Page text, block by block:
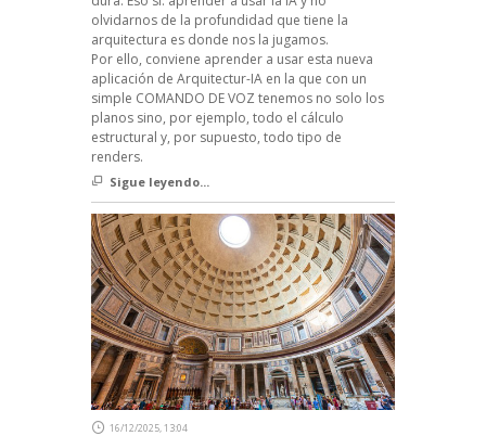
olvidarnos de la profundidad que tiene la
arquitectura es donde nos la jugamos.
Por ello, conviene aprender a usar esta nueva
aplicación de Arquitectur-IA en la que con un
simple COMANDO DE VOZ tenemos no solo los
planos sino, por ejemplo, todo el cálculo
estructural y, por supuesto, todo tipo de
renders.
Sigue leyendo...
16/12/2025, 13:04